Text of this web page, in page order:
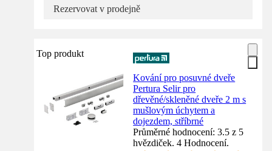
Rezervovat v prodejně
Top produkt
Kování pro posuvné dveře
Pertura Selir pro
dřevěné/skleněné dveře 2 m s
mušlovým úchytem a
dojezdem, stříbrné
Průměrné hodnocení: 3.5 z 5
hvězdiček. 4 Hodnocení.